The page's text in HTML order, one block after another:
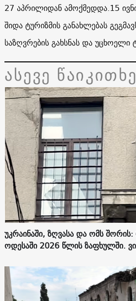
27 აპრილიდან ამოქმედდა.15
შიდა ტურიზმის განახლებას
საზღვრების გახსნას და უცხოელი
ასევე
უკრაინაში, ზღვასა და ომს
ოდესაში 2026 წლის ზაფხულში.